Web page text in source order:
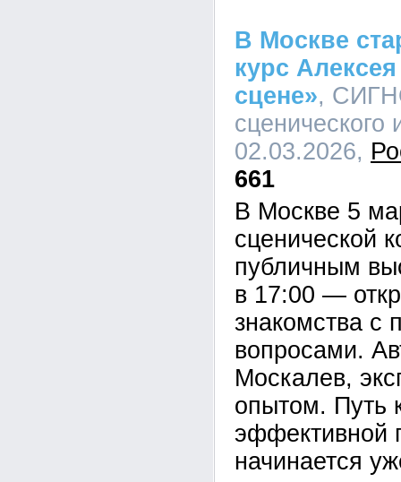
В Москве
курс
сцене»,
сценического
02.03.2026,
661
В Москве 5
сценической
публичным
в 17:00 —
знакомства с
вопросами.
Москалев,
опытом. Путь
эффективной
начинается